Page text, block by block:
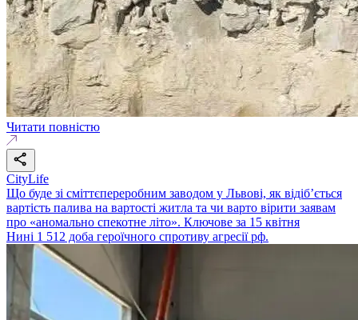
Читати повністю
CityLife
Що буде зі сміттєпереробним заводом у Львові, як відіб’ється
вартість палива на вартості житла та чи варто вірити заявам
про «аномально спекотне літо». Ключове за 15 квітня
Нині 1 512 доба героїчного спротиву агресії рф.